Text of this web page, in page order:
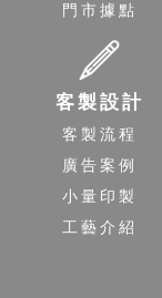
門市據點
客製設計
客製流程
廣告案例
小量印製
工藝介紹